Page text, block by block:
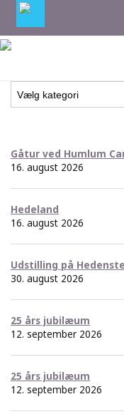
Gåtur ved Humlum
16. august 2026
Hedeland
16. august 2026
Udstilling på
30. august 2026
25 års jubilæum
12. september 2026
25 års jubilæum
12. september 2026